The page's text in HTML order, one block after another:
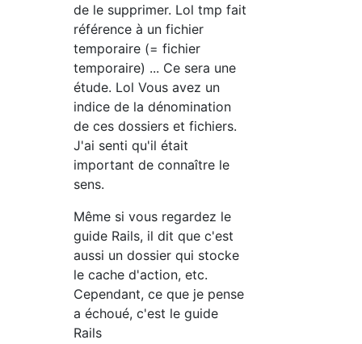
de le supprimer. Lol tmp fait
référence à un fichier
temporaire (= fichier
temporaire) ... Ce sera une
étude. Lol Vous avez un
indice de la dénomination
de ces dossiers et fichiers.
J'ai senti qu'il était
important de connaître le
sens.
Même si vous regardez le
guide Rails, il dit que c'est
aussi un dossier qui stocke
le cache d'action, etc.
Cependant, ce que je pense
a échoué, c'est le guide
Rails